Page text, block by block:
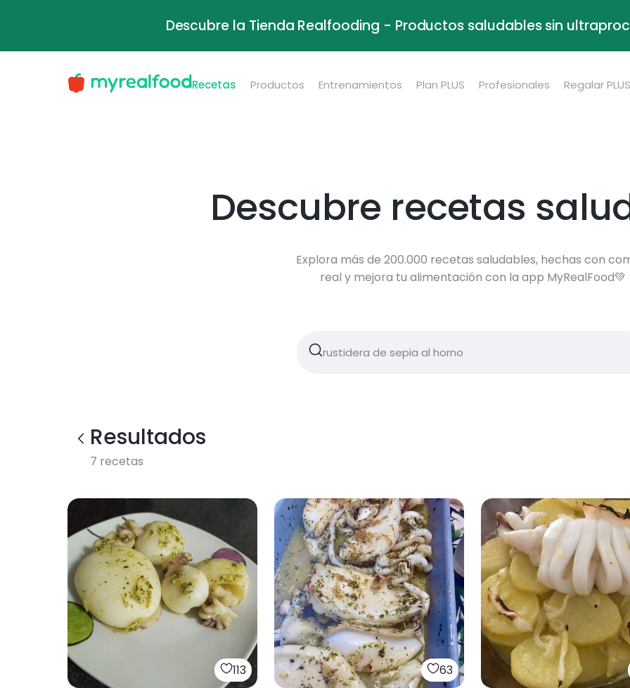
Descubre la Tienda Realfooding - Productos saludables sin
Recetas Productos Entrenamientos Plan PLUS Profesionales Regalar
Descubre recetas
Explora más de 200.000 recetas saludables, hechas con
real y mejora tu alimentación con la app MyRealFood💚
Resultados
7 recetas
113 63